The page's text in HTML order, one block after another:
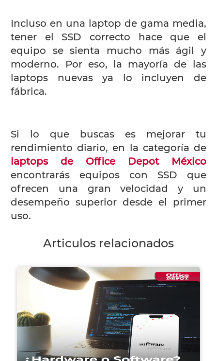
Incluso en una laptop de gama media,
tener el SSD correcto hace que el
equipo se sienta mucho más ágil y
moderno. Por eso, la mayoría de las
laptops nuevas ya lo incluyen de
fábrica.
Si lo que buscas es mejorar tu
rendimiento diario, en la categoría de
laptops de Office Depot México
encontrarás equipos con SSD que
ofrecen una gran velocidad y un
desempeño superior desde el primer
uso.
Articulos relacionados